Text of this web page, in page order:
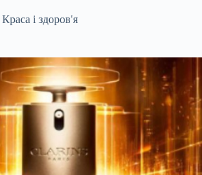
Краса і здоров'я